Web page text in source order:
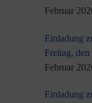
Februar
Einladung
Freitag,
Februar
Einladung